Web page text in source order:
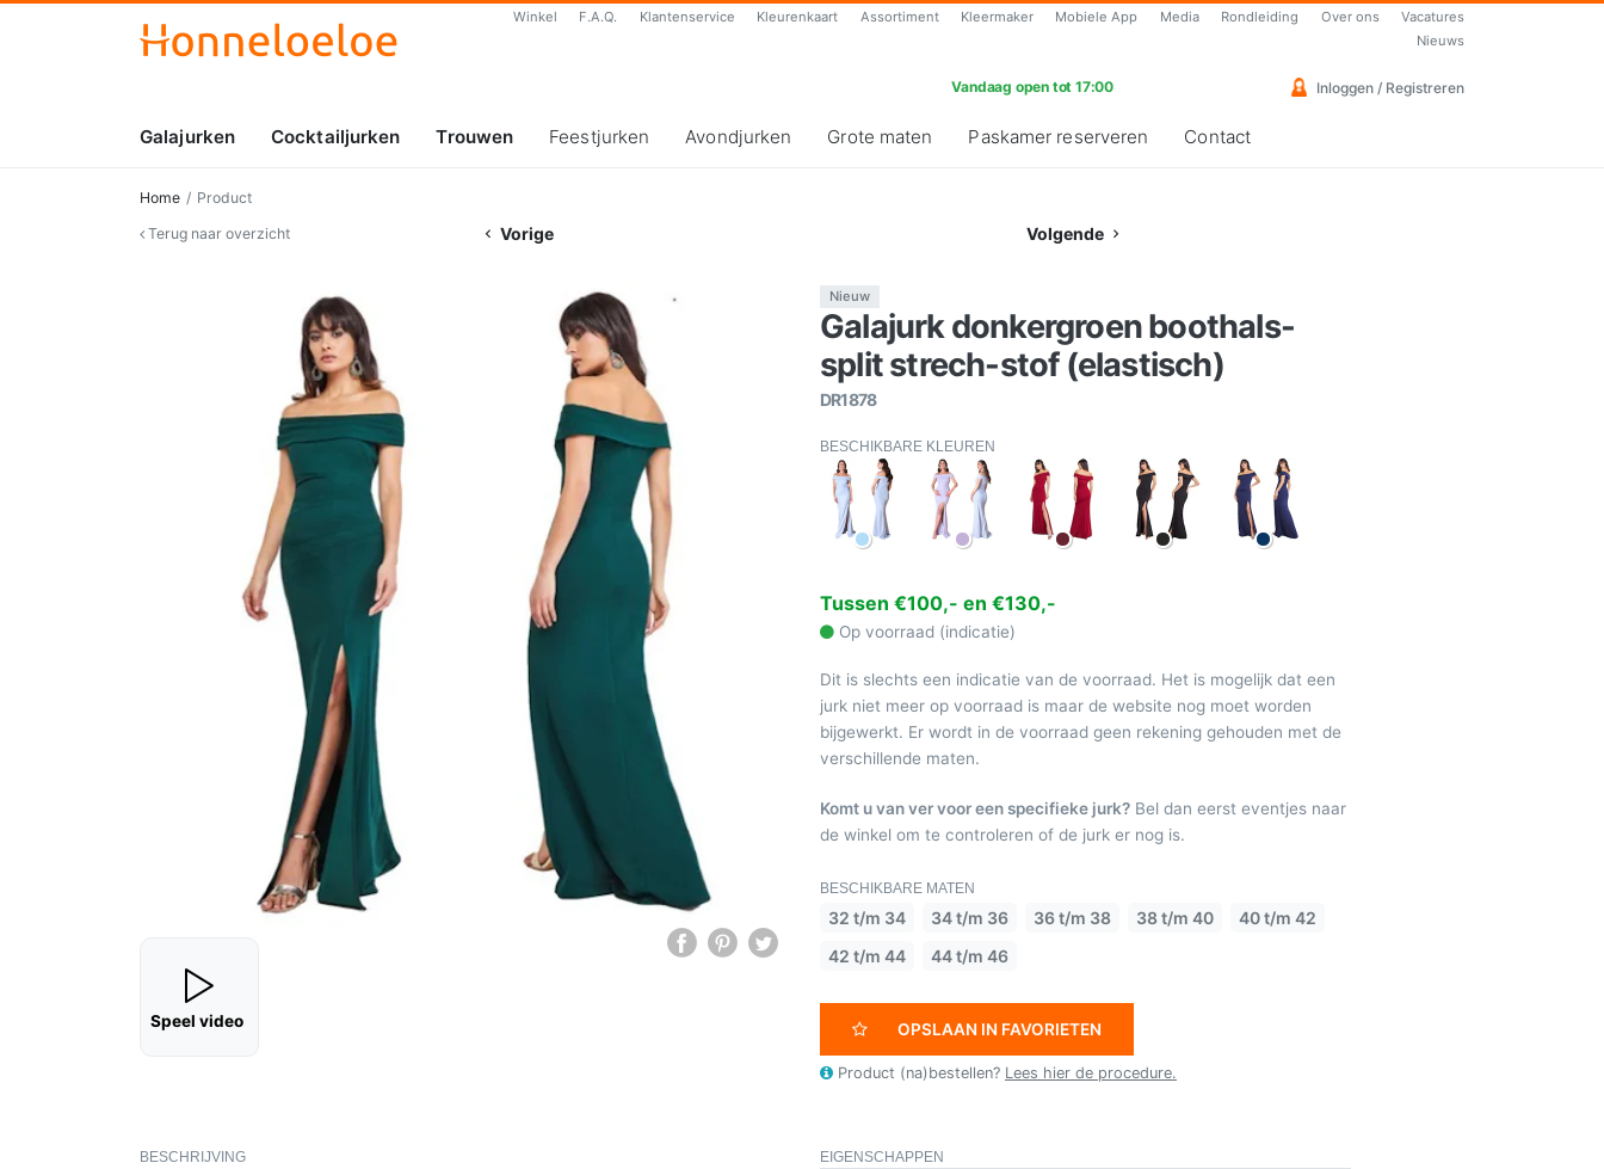
Winkel F.A.Q. Klantenservice Kleurenkaart Assortiment Kleermaker Mobiele App Media Rondleiding Over ons
Vacatures
Nieuws
Vandaag open tot 17:00 Inloggen / Registreren
Galajurken Cocktailjurken Trouwen Feestjurken Avondjurken Grote maten Paskamer reserveren Contact
Home
Product
Terug naar overzicht
Vorige Volgende
Speel video
Nieuw
Galajurk donkergroen boothals-
split strech-stof (elastisch)
DR1878
BESCHIKBARE KLEUREN
Tussen €100,- en €130,-
Op voorraad (indicatie)
Dit is slechts een indicatie van de voorraad. Het is mogelijk dat een
jurk niet meer op voorraad is maar de website nog moet worden
bijgewerkt. Er wordt in de voorraad geen rekening gehouden met de
verschillende maten.
Komt u van ver voor een specifieke jurk? Bel dan eerst eventjes naar
de winkel om te controleren of de jurk er nog is.
BESCHIKBARE MATEN
32 t/m 34 34 t/m 36 36 t/m 38 38 t/m 40
40 t/m 42
42 t/m 44
44 t/m 46
OPSLAAN IN FAVORIETEN
Product (na)bestellen? Lees hier de procedure.
BESCHRIJVING EIGENSCHAPPEN